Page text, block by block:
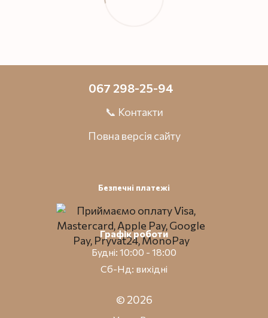
067 298-25-94
📞 Контакти
Повна версія сайту
Безпечні платежі
Графік роботи
Будні: 10:00 - 18:00
Сб-Нд: вихідні
© 2026